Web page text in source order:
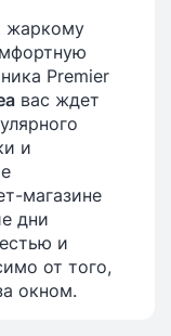
жаркому
Premier
вас ждет
и
магазине
дни
и
от того,
окном.